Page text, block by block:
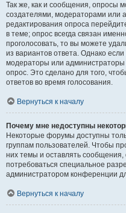
Так же, как и сообщения, опросы
создателями, модераторами или
редактирования опроса
в теме; опрос всегда связан
проголосовать, то вы можете
из вариантов ответа. Однако
модераторы или администраторы
опрос. Это сделано для того,
ответов во время голосования.
Вернуться к началу
Почему мне недоступны
Некоторые форумы доступны
группам пользователей. Чтобы
них темы и оставлять
потребоваться специальное
администратором конференции
Вернуться к началу